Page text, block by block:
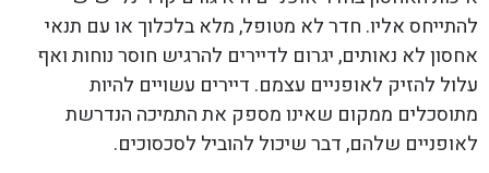
להתייחס אליו. חדר לא מטופל, מלא בלכלוך או עם תנאי
אחסון לא נאותים, יגרום לדיירים להרגיש חוסר נוחות ואף
עלול להזיק לאופניים עצמם. דיירים עשויים להיות
מתוסכלים ממקום שאינו מספק את התמיכה הנדרשת
לאופניים שלהם, דבר שיכול להוביל לסכסוכים.